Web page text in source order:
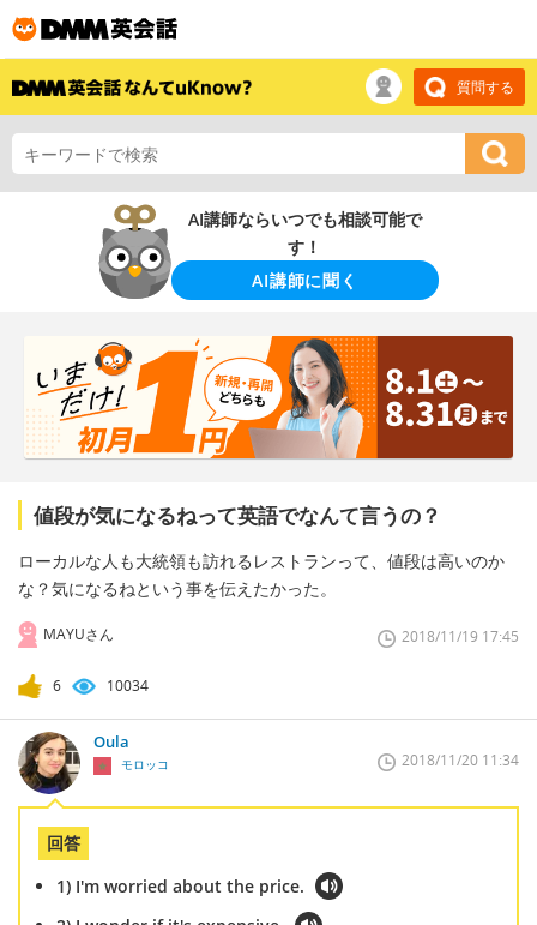
質問する
AI講師ならいつでも相談可能で
す！
AI講師に聞く
値段が気になるねって英語でなんて言うの？
ローカルな人も大統領も訪れるレストランって、値段は高いのか
な？気になるねという事を伝えたかった。
MAYUさん 2018/11/19 17:45
6 10034
Oula
モロッコ 2018/11/20 11:34
回答
1) I'm worried about the price.